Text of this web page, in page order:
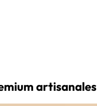
artisanales